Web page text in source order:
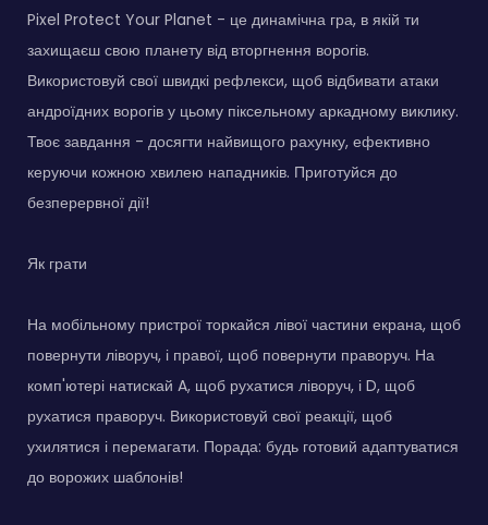
Pixel Protect Your Planet - це динамічна гра, в якій ти
захищаєш свою планету від вторгнення ворогів.
Використовуй свої швидкі рефлекси, щоб відбивати атаки
андроїдних ворогів у цьому піксельному аркадному виклику.
Твоє завдання - досягти найвищого рахунку, ефективно
керуючи кожною хвилею нападників. Приготуйся до
безперервної дії!
Як грати
На мобільному пристрої торкайся лівої частини екрана, щоб
повернути ліворуч, і правої, щоб повернути праворуч. На
комп'ютері натискай A, щоб рухатися ліворуч, і D, щоб
рухатися праворуч. Використовуй свої реакції, щоб
ухилятися і перемагати. Порада: будь готовий адаптуватися
до ворожих шаблонів!